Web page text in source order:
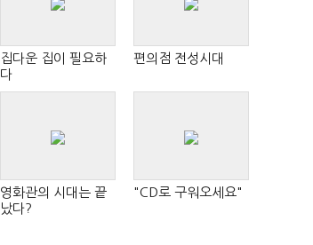
집다운 집이 필요하
다
편의점 전성시대
영화관의 시대는 끝
났다?
"CD로 구워오세요"